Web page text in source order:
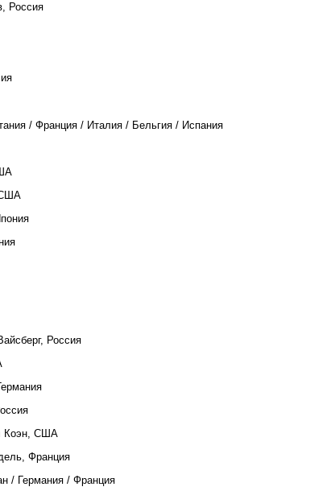
Россия
/ Франция / Италия / Бельгия / Испания
США
Россия
Коэн, США
Франция
/ Германия / Франция